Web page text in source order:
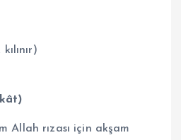
Allah rızası için akşam